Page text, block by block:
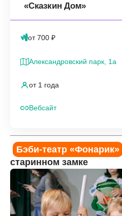
«Сказкин Дом»
от 700 ₽
Александровский парк, 1а
от 1 года
Вебсайт
Бэби-театр «Фонарик»
старинном замке